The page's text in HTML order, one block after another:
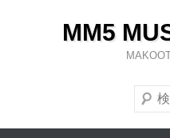
MM5
検
索